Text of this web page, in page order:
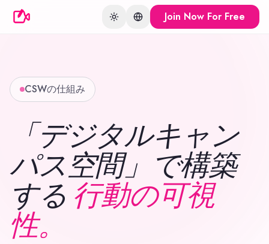
Toggle theme
Change language
Join Now For Free
CSWの仕組み
「デジタルキャン
パス空間」で構築
する 行動の可視
性。